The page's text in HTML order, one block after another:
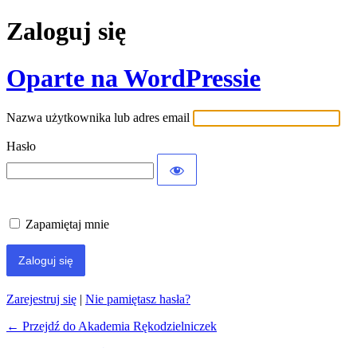
Zaloguj się
Oparte na WordPressie
Nazwa użytkownika lub adres email
Hasło
Zapamiętaj mnie
Zarejestruj się | Nie pamiętasz hasła?
← Przejdź do Akademia Rękodzielniczek